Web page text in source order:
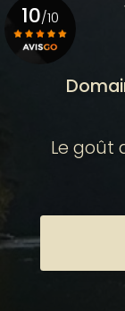
Le goût
10/10